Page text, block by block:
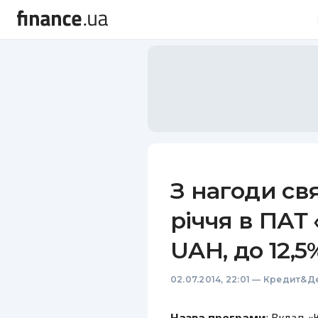
З нагоди
річчя в ПАТ
UAH, до
02.07.2014, 22:01 —